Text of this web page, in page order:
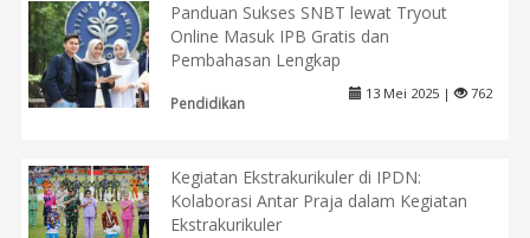
Panduan Sukses SNBT lewat Tryout
Online Masuk IPB Gratis dan
Pembahasan Lengkap
Pendidikan
13 Mei 2025 | 762
Kegiatan Ekstrakurikuler di IPDN:
Kolaborasi Antar Praja dalam Kegiatan
Ekstrakurikuler